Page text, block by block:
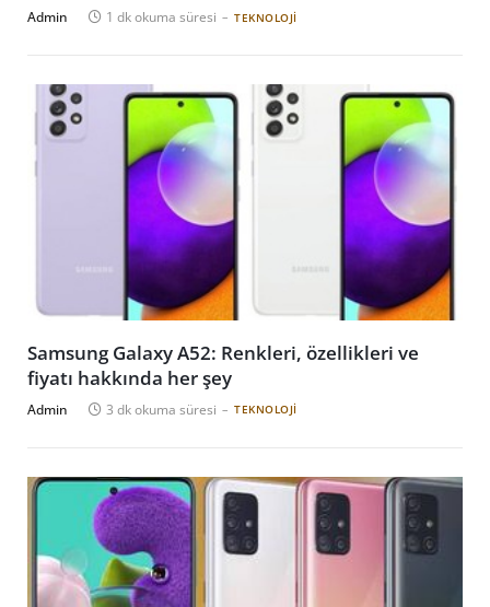
Admin 1 dk okuma süresi TEKNOLOJI
Samsung Galaxy A52: Renkleri, özellikleri ve
fiyatı hakkında her şey
Admin 3 dk okuma süresi TEKNOLOJI